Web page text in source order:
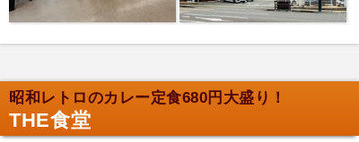
昭和レトロのカレー定食680円大盛り！
THE食堂